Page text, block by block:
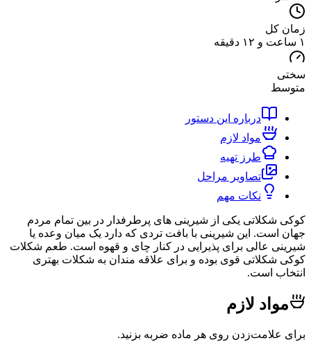
درباره این دستور
مواد لازم
طرز تهیه
تصاویر مراحل
نکات مهم
یکی از شیرینی های پرطرفدار در بین تمام مردم
این شیرینی با بافت تردی که دارد یک میان وعده یا
عالی برای پذیرایی در کنار چای و قهوه است. طعم شکلات
قوی بوده و برای علاقه مندان به شکلات بهتری
است.
لازم
روی هر ماده ضربه بزنید.